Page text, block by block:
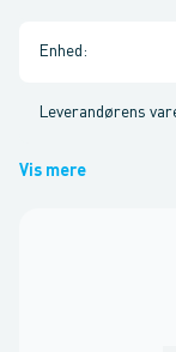
Enhed :
Leverandørens
Vis mere